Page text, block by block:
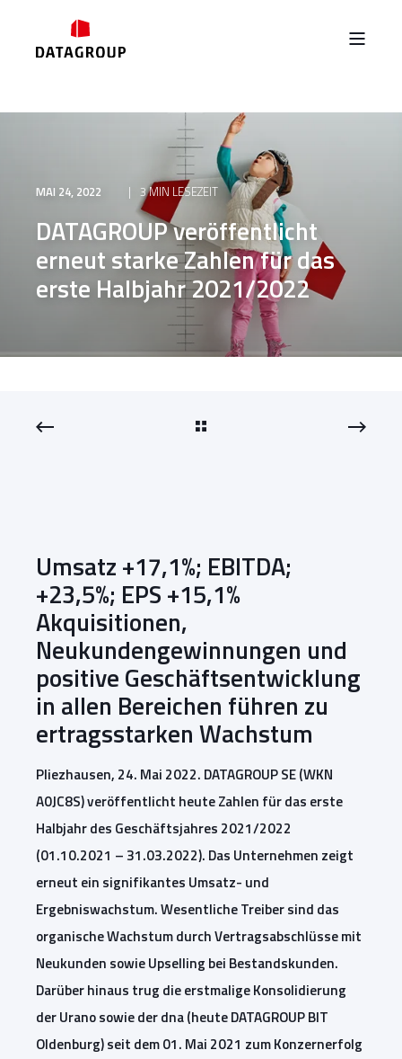
MAI 24, 2022 3 MIN LESEZEIT
DATAGROUP veröffentlicht
erneut starke Zahlen für das
erste Halbjahr 2021/2022
Umsatz +17,1%; EBITDA;
+23,5%; EPS +15,1%
Akquisitionen,
Neukundengewinnungen und
positive Geschäftsentwicklung
in allen Bereichen führen zu
ertragsstarken Wachstum
Pliezhausen, 24. Mai 2022. DATAGROUP SE (WKN
A0JC8S) veröffentlicht heute Zahlen für das erste
Halbjahr des Geschäftsjahres 2021/2022
(01.10.2021 – 31.03.2022). Das Unternehmen zeigt
erneut ein signifikantes Umsatz- und
Ergebniswachstum. Wesentliche Treiber sind das
organische Wachstum durch Vertragsabschlüsse mit
Neukunden sowie Upselling bei Bestandskunden.
Darüber hinaus trug die erstmalige Konsolidierung
der Urano sowie der dna (heute DATAGROUP BIT
Oldenburg) seit dem 01. Mai 2021 zum Konzernerfolg